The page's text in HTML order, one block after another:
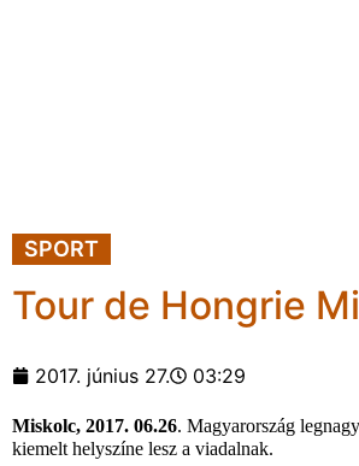
SPORT
Tour de Hongrie
2017. június 27. 03:29
Miskolc, 2017. 06.26. Magyarország
kiemelt helyszíne lesz a viadalnak.